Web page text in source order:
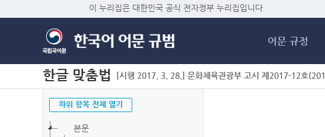
이 누리집은 대한민국 공식 전자정부 누리집입니다.
어문 규정
한글 맞춤법 [시행 2017. 3. 28.] 문화체육관광부 고시 제2017-12호
하위 항목 전체 열기
본문